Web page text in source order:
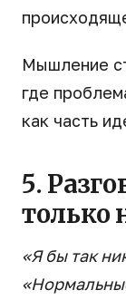
Мышление
где
как часть
5.
только
«Я бы так